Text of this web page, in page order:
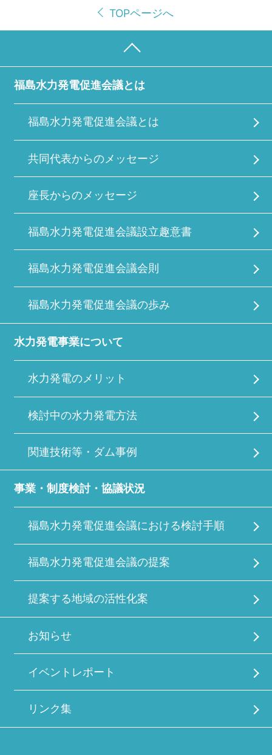
TOPページへ
福島水力発電促進会議とは
福島水力発電促進会議とは
共同代表からのメッセージ
座長からのメッセージ
福島水力発電促進会議設立趣意書
福島水力発電促進会議会則
福島水力発電促進会議の歩み
水力発電事業について
水力発電のメリット
検討中の水力発電方法
関連技術等・ダム事例
事業・制度検討・協議状況
福島水力発電促進会議における検討手順
福島水力発電促進会議の提案
提案する地域の活性化案
お知らせ
イベントレポート
リンク集